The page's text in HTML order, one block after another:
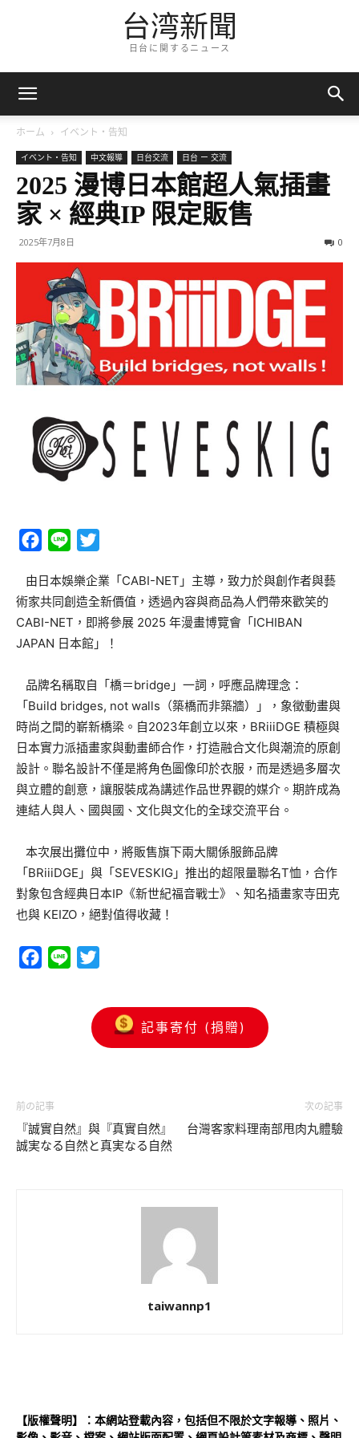
台湾新聞
日台に関するニュース
ホーム イベント・告知
イベント・告知 中文報導 日台交流 日台 ー 交流
2025 漫博日本館超人氣插畫
家 × 經典IP 限定販售
2025年7月8日 0
Facebook
Line
由日本娛樂企業「CABI-NET」主導，致力於與創作者與藝
術家共同創造全新價值，透過內容與商品為人們帶來歡笑的
CABI-NET，即將參展 2025 年漫畫博覽會「ICHIBAN
JAPAN 日本館」！
品牌名稱取自「橋＝bridge」一詞，呼應品牌理念：
「Build bridges, not walls（築橋而非築牆）」，象徵動畫與
時尚之間的嶄新橋梁。自2023年創立以來，BRiiiDGE 積極與
日本實力派插畫家與動畫師合作，打造融合文化與潮流的原創
設計。聯名設計不僅是將角色圖像印於衣服，而是透過多層次
與立體的創意，讓服裝成為講述作品世界觀的媒介。期許成為
連結人與人、國與國、文化與文化的全球交流平台。
本次展出攤位中，將販售旗下兩大關係服飾品牌
「BRiiiDGE」與「SEVESKIG」推出的超限量聯名T恤，合作
對象包含經典日本IP《新世紀福音戰士》、知名插畫家寺田克
也與 KEIZO，絕對值得收藏！
Facebook
Line
記事寄付 (捐贈)
前の記事
『誠實自然』與『真實自然』
誠実なる自然と真実なる自然
次の記事
台灣客家料理南部甩肉丸體驗
taiwannp1
【版權聲明】：本網站登載內容，包括但不限於文字報導、照片、